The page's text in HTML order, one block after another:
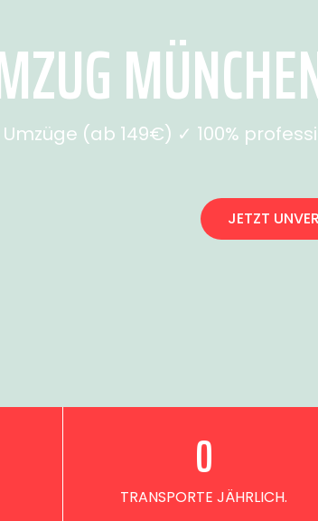
(ab 149€) ✓ 100%
JETZT
TRANSPORTE JÄHRLICH.
0